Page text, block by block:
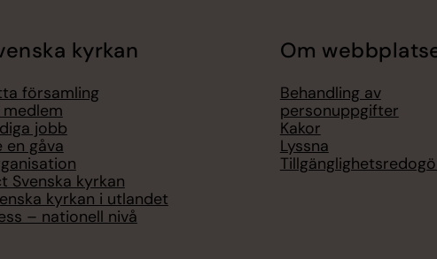
kyrkan
församling
medlem
jobb
en gåva
Svenska kyrkan
kyrkan i utlandet
– nationell nivå
Om
Behandling av
personuppgifter
Kakor
Lyssna